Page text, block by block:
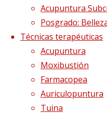
Acupuntura
Posgrado:
Técnicas terapéuticas
Acupuntura
Moxibustión
Farmacopea
Auriculopuntura
Tuina
mensaje
Tu
correctamente